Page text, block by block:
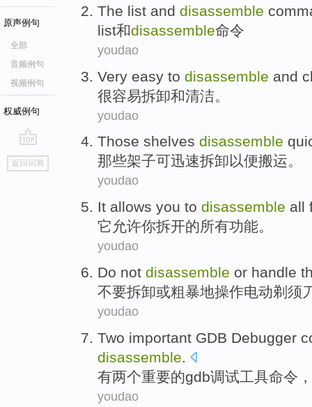
原声例句
全部
音频例句
视频例句
权威例句
go
top
返回词典
The list and disassemble
list和disassemble命令
youdao
Very easy to disassemble and
很容易拆卸和清洁。
youdao
Those shelves disassemble
那些架子可迅速拆卸以便搬运。
youdao
It allows you to disassemble all
它允许你拆开的所有功能。
youdao
Do not disassemble or handle
不要拆卸或粗暴地操作电动剃须
youdao
Two important GDB Debugger
disassemble.
有两个重要的gdb调试工具命令
youdao